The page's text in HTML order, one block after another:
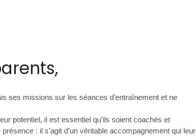
ses missions sur les séances d’entraînement et ne
potentiel, il est essentiel qu’ils soient coachés et
: il s’agit d’un véritable accompagnement qui leur